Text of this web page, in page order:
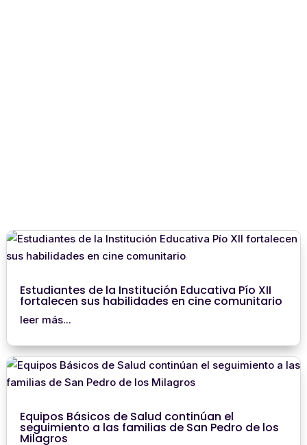
Estudiantes de la Institución Educativa Pío XII
fortalecen sus habilidades en cine comunitario
leer más...
Equipos Básicos de Salud continúan el
seguimiento a las familias de San Pedro de los
Milagros